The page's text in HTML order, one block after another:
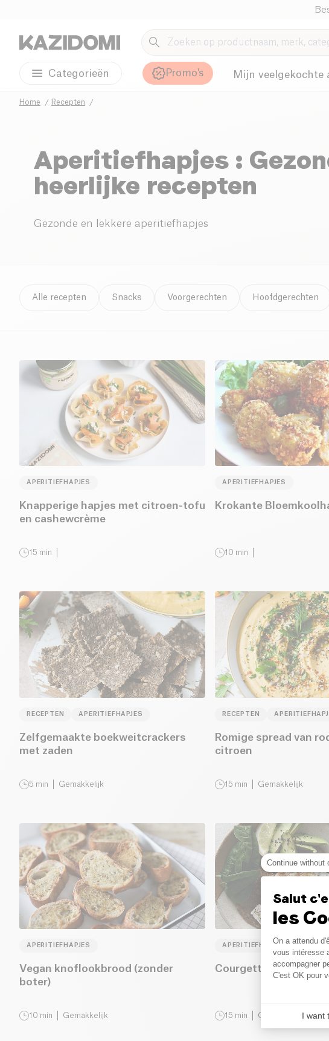
Categorieën Promo's Mijn veelgekochte
Home Recepten
Aperitiefhapjes :
heerlijke recepten
Gezonde en lekkere aperitiefhapjes
Alle recepten Snacks Voorgerechten Hoofdgerechten
APERITIEFHAPJES
Knapperige hapjes met citroen-tofu
en cashewcrème
15 min
APERITIEFHAPJES
Krokante
10 min
RECEPTEN APERITIEFHAPJES
Zelfgemaakte boekweitcrackers
met zaden
5 min Gemakkelijk
RECEPTEN
Romige spread van
citroen
15 min Gemakkelijk
APERITIEFHAPJES
Vegan knoflookbrood (zonder
boter)
10 min Gemakkelijk
APERITIEFHAPJES
Courgette
15 min Gemakkelijk
Continue without
Salut
les
On a attendu
vous intéresse
accompagner
C'est OK pour
I want